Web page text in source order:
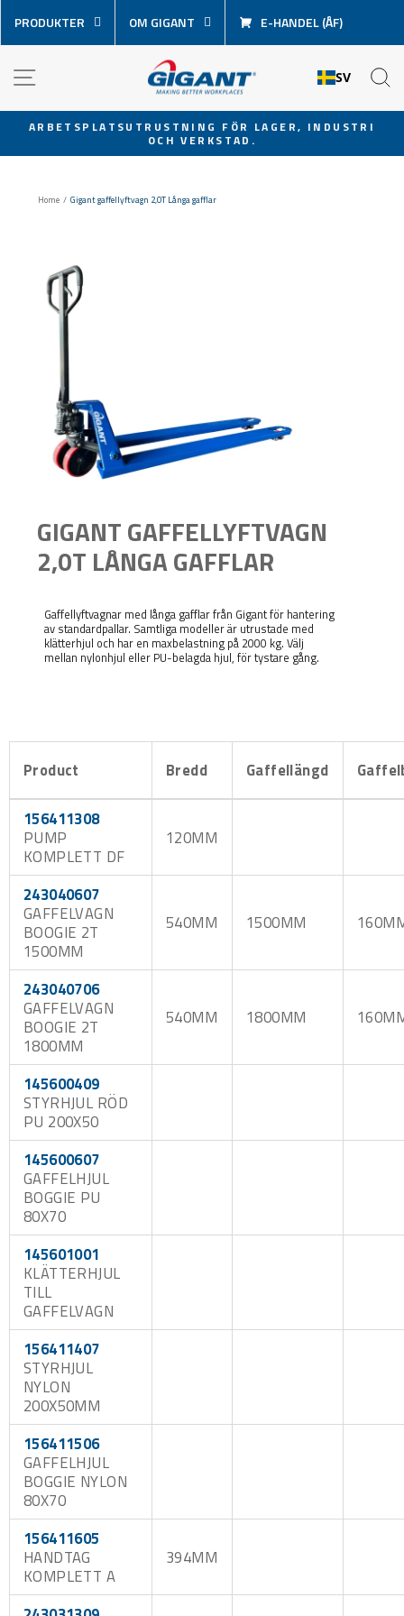
över
innehåll
PRODUKTER OM GIGANT E-HANDEL (ÅF)
SV
Pausa
ARBETSPLATSUTRUSTNING FÖR LAGER, INDUSTRI
OCH VERKSTAD.
Home / Gigant gaffellyftvagn 2,0T Långa gafflar
GIGANT GAFFELLYFTVAGN
2,0T LÅNGA GAFFLAR
Gaffellyftvagnar med långa gafflar från Gigant för hantering
av standardpallar. Samtliga modeller är utrustade med
klätterhjul och har en maxbelastning på 2000 kg. Välj
mellan nylonhjul eller PU-belagda hjul, för tystare gång.
Product Bredd Gaffellängd
156411308
PUMP
KOMPLETT DF
120MM
243040607
GAFFELVAGN
BOOGIE 2T
1500MM
540MM 1500MM
243040706
GAFFELVAGN
BOOGIE 2T
1800MM
540MM 1800MM
145600409
STYRHJUL RÖD
PU 200X50
145600607
GAFFELHJUL
BOGGIE PU
80X70
145601001
KLÄTTERHJUL
TILL
GAFFELVAGN
156411407
STYRHJUL
NYLON
200X50MM
156411506
GAFFELHJUL
BOGGIE NYLON
80X70
156411605
HANDTAG
KOMPLETT A
394MM